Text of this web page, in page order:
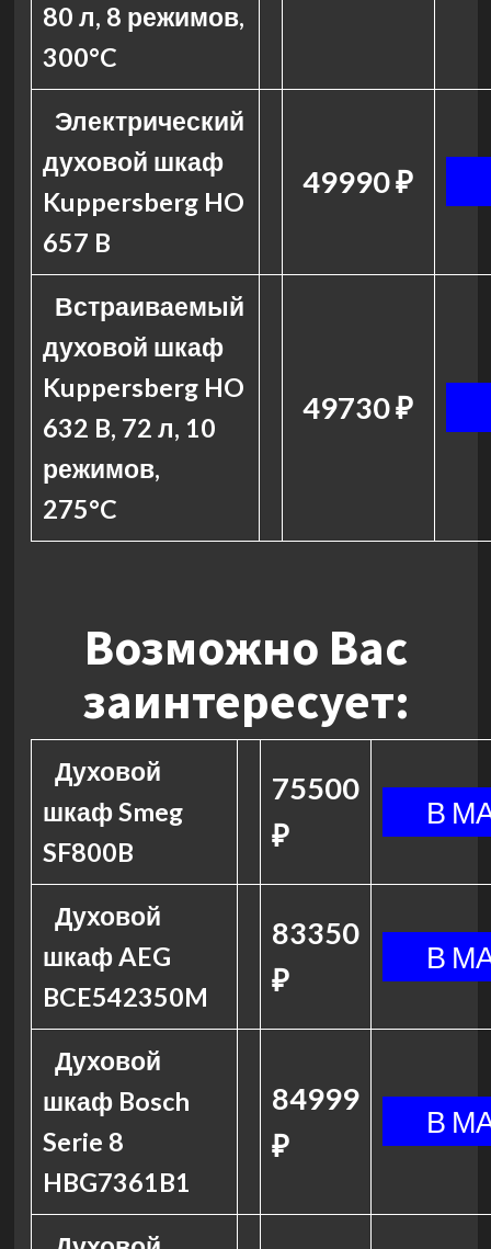
80 л, 8 режимов,
300°C
Электрический
духовой шкаф
Kuppersberg HO
657 B
49990 ₽
Встраиваемый
духовой шкаф
Kuppersberg HO
632 B, 72 л, 10
режимов,
275°C
49730 ₽
Возможно Вас
заинтересует:
Духовой
шкаф Smeg
SF800B
75500
₽
Духовой
шкаф AEG
BCE542350M
83350
₽
Духовой
шкаф Bosch
Serie 8
HBG7361B1
84999
₽